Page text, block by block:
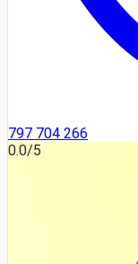
797 704 266
0.0/5